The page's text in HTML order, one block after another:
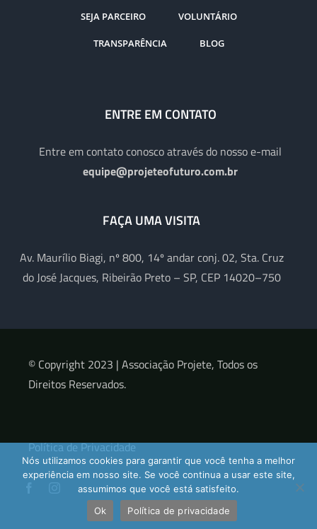
SEJA PARCEIRO VOLUNTÁRIO
TRANSPARÊNCIA BLOG
ENTRE EM CONTATO
Entre em contato conosco através do nosso e-mail
equipe@projeteofuturo.com.br
FAÇA UMA VISITA
Av. Maurílio Biagi, nº 800, 14º andar conj. 02, Sta. Cruz
do José Jacques, Ribeirão Preto – SP, CEP 14020–750
© Copyright 2023 | Associação Projete, Todos os
Direitos Reservados.
Política de Privacidade
Nós utilizamos cookies para garantir que você tenha a melhor
experiência em nosso site. Se você continua a usar este site,
assumimos que você está satisfeito.
Ok
Política de privacidade